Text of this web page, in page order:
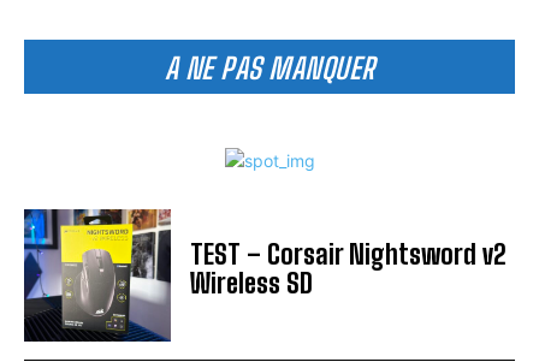
A NE PAS MANQUER
TEST – Corsair Nightsword v2
Wireless SD